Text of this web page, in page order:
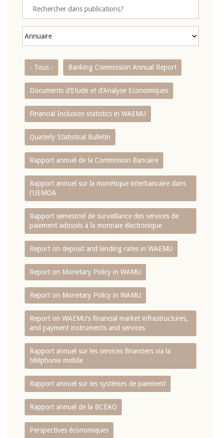
- Tous - Banking Commission Annual Report
Documents d’Etude et d’Analyse Economiques
Financial Inclusion statistics in WAEMU
Quaterly Statistical Bulletin
Rapport annuel de la Commission Bancaire
Rapport annuel sur la monétique interbancaire dans
l'UEMOA
Rapport semestriel de surveillance des services de
paiement adossés à la monnaie électronique
Report on deposit and lending rates in WAEMU
Report on Monetary Policy in WAMU
Report on Monetary Policy in WAMU
Report on WAEMU’s financial market infrastructures,
and payment instruments and services
Rapport annuel sur les services financiers via la
téléphonie mobile
Rapport annuel sur les systèmes de paiement
Rapport annuel de la BCEAO
Perspectives économiques